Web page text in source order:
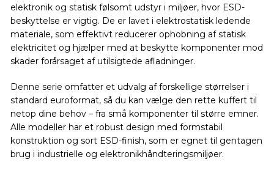
elektronik og statisk følsomt udstyr i miljøer, hvor ESD-
beskyttelse er vigtig. De er lavet i elektrostatisk ledende
materiale, som effektivt reducerer ophobning af statisk
elektricitet og hjælper med at beskytte komponenter mod
skader forårsaget af utilsigtede afladninger.
Denne serie omfatter et udvalg af forskellige størrelser i
standard euroformat, så du kan vælge den rette kuffert til
netop dine behov – fra små komponenter til større emner.
Alle modeller har et robust design med formstabil
konstruktion og sort ESD-finish, som er egnet til gentagen
brug i industrielle og elektronikhåndteringsmiljøer.